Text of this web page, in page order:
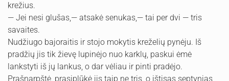
krežius.
— Jei nesi glušas,— atsakė senukas,— tai per dvi — tris
savaites.
Nudžiugo bajoraitis ir stojo mokytis kreželių pynėju. Iš
pradžių jis tik žievę lupinėjo nuo karklų, paskui ėmė
lankstyti iš jų lankus, o dar vėliau ir pinti pradėjo.
Prašnarpštė, prasiplūkė jis taip ne tris, o ištisas septynias